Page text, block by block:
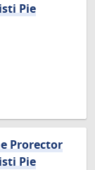
Pie
Prorector
Pie